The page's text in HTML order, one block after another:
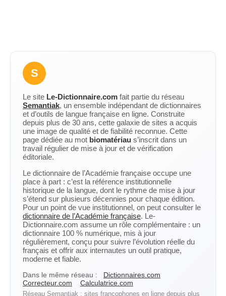
S
Le site Le-Dictionnaire.com fait partie du réseau
Semantiak, un ensemble indépendant de dictionnaires
et d’outils de langue française en ligne. Construite
depuis plus de 30 ans, cette galaxie de sites a acquis
une image de qualité et de fiabilité reconnue. Cette
page dédiée au mot biomatériau s’inscrit dans un
travail régulier de mise à jour et de vérification
éditoriale.
Le dictionnaire de l’Académie française occupe une
place à part : c’est la référence institutionnelle
historique de la langue, dont le rythme de mise à jour
s’étend sur plusieurs décennies pour chaque édition.
Pour un point de vue institutionnel, on peut consulter le
dictionnaire de l’Académie française. Le-
Dictionnaire.com assume un rôle complémentaire : un
dictionnaire 100 % numérique, mis à jour
régulièrement, conçu pour suivre l’évolution réelle du
français et offrir aux internautes un outil pratique,
moderne et fiable.
Dans le même réseau :
Dictionnaires.com
Correcteur.com
Calculatrice.com
Réseau Semantiak : sites francophones en ligne depuis plus